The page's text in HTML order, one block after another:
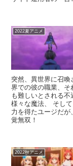
2022夏アニメ
突然、異世界に召
界での彼の職業、そ
も難しいとされる
様々な魔法、 そし
力を得たユージだ
覚無双！
2022秋アニメ